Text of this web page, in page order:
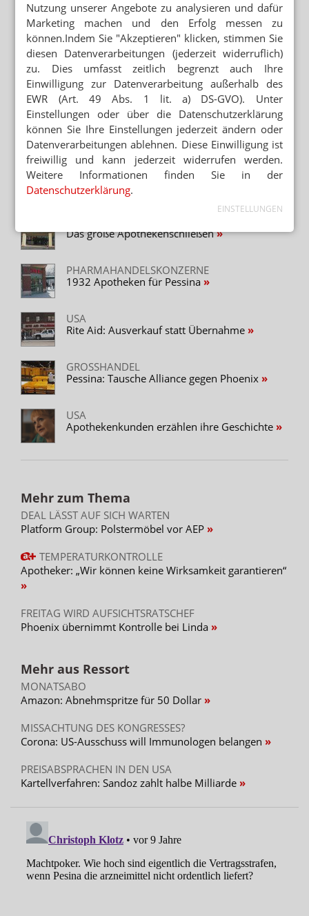
Nutzung unserer Angebote zu analysieren und dafür
Marketing machen und den Erfolg messen zu
können.Indem Sie "Akzeptieren" klicken, stimmen Sie
diesen Datenverarbeitungen (jederzeit widerruflich)
zu. Dies umfasst zeitlich begrenzt auch Ihre
Einwilligung zur Datenverarbeitung außerhalb des
EWR (Art. 49 Abs. 1 lit. a) DS-GVO). Unter
Einstellungen oder über die Datenschutzerklärung
können Sie Ihre Einstellungen jederzeit ändern oder
Datenverarbeitungen ablehnen. Diese Einwilligung ist
freiwillig und kann jederzeit widerrufen werden.
Weitere Informationen finden Sie in der
Datenschutzerklärung.
EINSTELLUNGEN
Neuere Artikel zum Thema
USA
Apothekenkette: Kahlschlag bei Rite Aid
APOTHEKENKETTEN
EuGH-Urteil stärkt Fremdbesitzverbot
FORBES-MILLIARDÄRLISTE
Pessina: Apotheken-König unter den
Superreichen
USA
Rite Aid fusioniert mit Albertsons
Das große Apothekenschließen
PHARMAHANDELSKONZERNE
1932 Apotheken für Pessina
USA
Rite Aid: Ausverkauf statt Übernahme
GROSSHANDEL
Pessina: Tausche Alliance gegen Phoenix
USA
Apothekenkunden erzählen ihre Geschichte
Mehr zum Thema
DEAL LÄSST AUF SICH WARTEN
Platform Group: Polstermöbel vor AEP
TEMPERATURKONTROLLE
Apotheker: „Wir können keine Wirksamkeit garantieren“
FREITAG WIRD AUFSICHTSRATSCHEF
Phoenix übernimmt Kontrolle bei Linda
Mehr aus Ressort
MONATSABO
Amazon: Abnehmspritze für 50 Dollar
MISSACHTUNG DES KONGRESSES?
Corona: US-Ausschuss will Immunologen belangen
PREISABSPRACHEN IN DEN USA
Kartellverfahren: Sandoz zahlt halbe Milliarde